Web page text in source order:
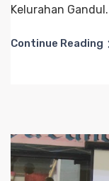
Kelurahan
Continue Reading